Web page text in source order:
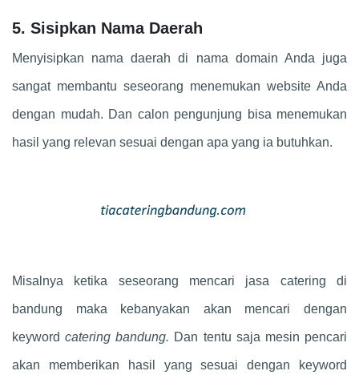
5. Sisipkan Nama Daerah
Menyisipkan nama daerah di nama domain Anda juga
sangat membantu seseorang menemukan website Anda
dengan mudah. Dan calon pengunjung bisa menemukan
hasil yang relevan sesuai dengan apa yang ia butuhkan.
Misalnya ketika seseorang mencari jasa catering di
bandung maka kebanyakan akan mencari dengan
keywordcatering bandung. Dan tentu saja mesin pencari
akan memberikan hasil yang sesuai dengan keyword